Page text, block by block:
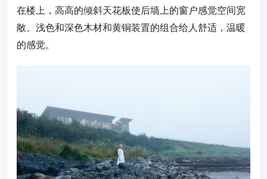
在楼上，高高的倾斜天花板使后墙上的窗户感觉空间宽
敞。浅色和深色木材和黄铜装置的组合给人舒适，温暖
的感觉。